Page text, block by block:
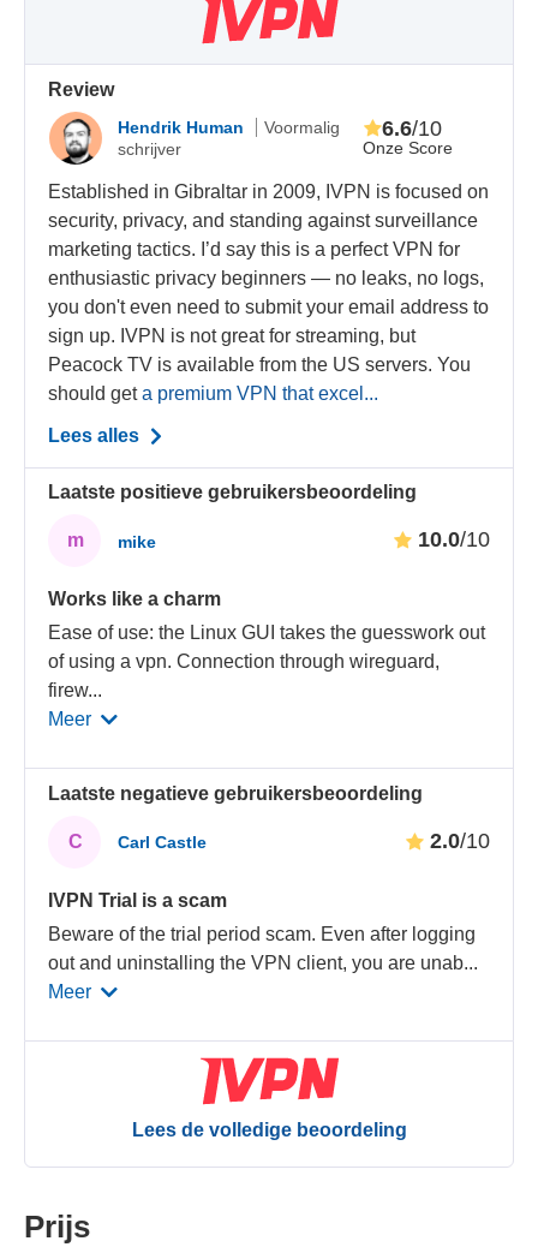
Review
Hendrik Human
Voormalig
schrijver
Onze Score
6.6/10
Established in Gibraltar in 2009, IVPN is focused on
security, privacy, and standing against surveillance
marketing tactics. I’d say this is a perfect VPN for
enthusiastic privacy beginners — no leaks, no logs,
you don't even need to submit your email address to
sign up. IVPN is not great for streaming, but
Peacock TV is available from the US servers. You
should geta premium VPN that excel...
Lees alles
Laatste positieve gebruikersbeoordeling
m mike 10.0/10
Works like a charm
Ease of use: the Linux GUI takes the guesswork out
of using a vpn. Connection through wireguard,
firew...
Meer
Laatste negatieve gebruikersbeoordeling
C Carl Castle 2.0/10
IVPN Trial is a scam
Beware of the trial period scam. Even after logging
out and uninstalling the VPN client, you are unab...
Meer
Lees de volledige beoordeling
Prijs